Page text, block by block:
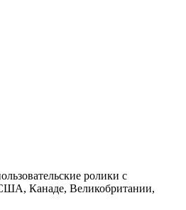
ролики с
США, Канаде, Великобритании,